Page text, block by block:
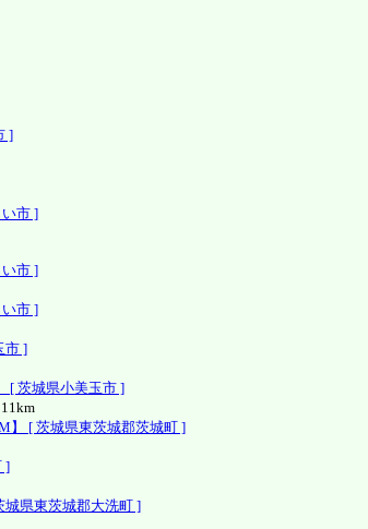
]
市 ]
市 ]
市 ]
市 ]
[ 茨城県小美玉市 ]
】 [ 茨城県東茨城郡茨城町 ]
]
城県東茨城郡大洗町 ]